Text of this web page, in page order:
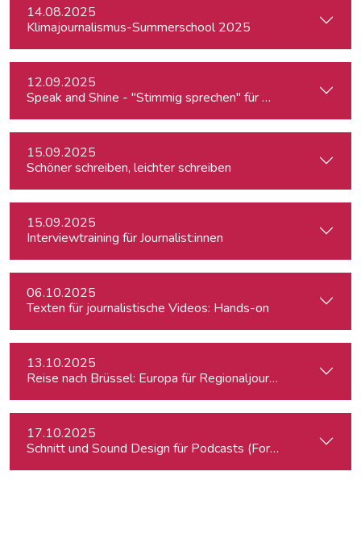
14.08.2025
Klimajournalismus-Summerschool 2025
12.09.2025
Speak and Shine - "Stimmig sprechen" für Podcast,
15.09.2025
Schöner schreiben, leichter schreiben
15.09.2025
Interviewtraining für Journalist:innen
06.10.2025
Texten für journalistische Videos: Hands-on
13.10.2025
Reise nach Brüssel: Europa für Regionaljournalist:innen
17.10.2025
Schnitt und Sound Design für Podcasts (Fortgeschrittene)